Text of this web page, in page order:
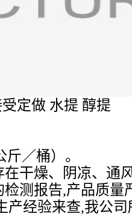
定做 水提 醇提
／桶）。
干燥、阴凉、通
测报告,产品质
产经验来查,我公